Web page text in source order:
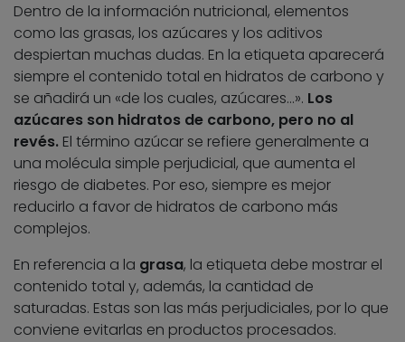
Dentro de la información nutricional, elementos
como las grasas, los azúcares y los aditivos
despiertan muchas dudas. En la etiqueta aparecerá
siempre el contenido total en hidratos de carbono y
se añadirá un «de los cuales, azúcares…». Los
azúcares son hidratos de carbono, pero no al
revés. El término azúcar se refiere generalmente a
una molécula simple perjudicial, que aumenta el
riesgo de diabetes. Por eso, siempre es mejor
reducirlo a favor de hidratos de carbono más
complejos.
En referencia a la grasa, la etiqueta debe mostrar el
contenido total y, además, la cantidad de
saturadas. Estas son las más perjudiciales, por lo que
conviene evitarlas en productos procesados.